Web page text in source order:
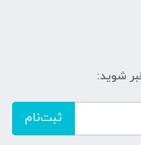
شوید:
ثبت‌نام